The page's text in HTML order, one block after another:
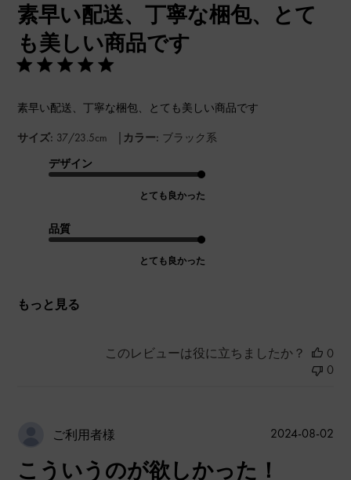
素早い配送、丁寧な梱包、とて
も美しい商品です
素早い配送、丁寧な梱包、とても美しい商品です
サイズ: 37/23.5cm | カラー: ブラック系
デザイン
とても良かった
品質
とても良かった
もっと見る
このレビューは役に立ちましたか？
0
0
ご利用者様
こういうのが欲しかった！
公
2024-08-02